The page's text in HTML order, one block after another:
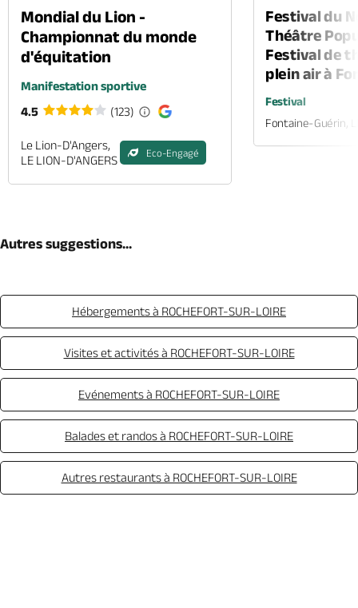
Mondial du Lion -
Championnat du monde
d'équitation
Manifestation sportive
4.5
(123)
Le Lion-D'Angers,
LE LION-D'ANGERS
Eco-Engagé
Festival du
Théâtre
Festival de
plein air à
Festival
Fontaine-Guérin,
Autres suggestions...
Hébergements à ROCHEFORT-SUR-LOIRE
Visites et activités à ROCHEFORT-SUR-LOIRE
Evénements à ROCHEFORT-SUR-LOIRE
Balades et randos à ROCHEFORT-SUR-LOIRE
Autres restaurants à ROCHEFORT-SUR-LOIRE